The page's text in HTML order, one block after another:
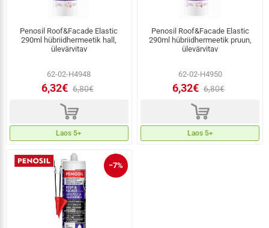
Penosil Roof&Facade Elastic
290ml hübriidhermeetik hall,
ülevärvitav
62-02-H4948
6,32€ 6,80€
d
Laos 5+
Penosil Roof&Facade Elastic
290ml hübriidhermeetik pruun,
ülevärvitav
62-02-H4950
6,32€ 6,80€
d
Laos 5+
−7%